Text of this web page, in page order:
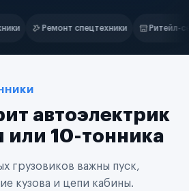
Ритейл-сети Управляющие компании
автоэлектрик
или 10-тонника
грузовиков важны пуск,
кузова и цепи кабины.